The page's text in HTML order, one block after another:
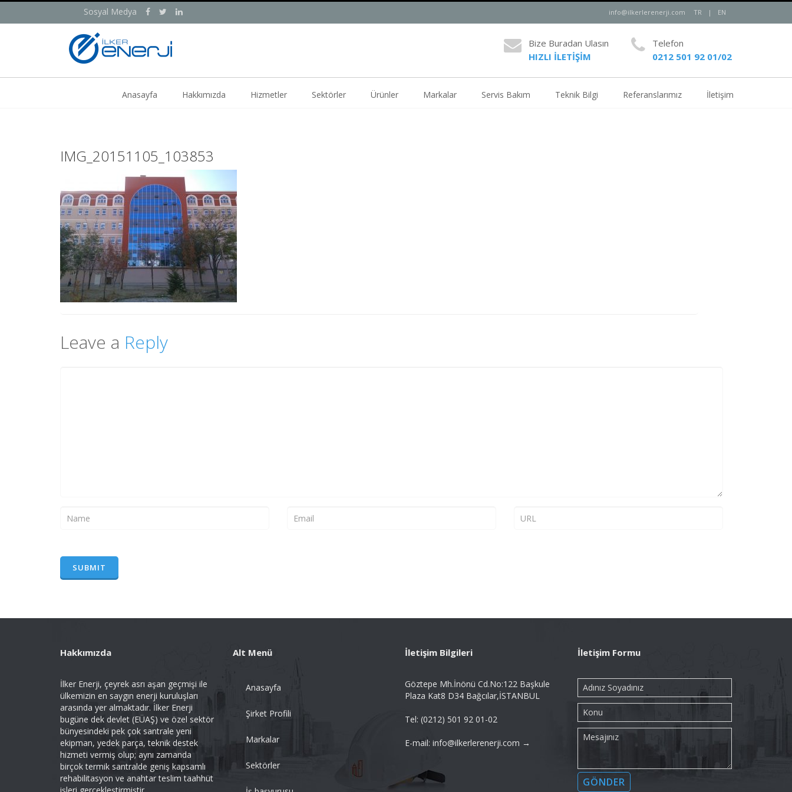
Sosyal Medya info@ilkerlerenerji.com TR | EN
Bize Buradan Ulasın
HIZLI İLETİŞİM
Telefon
0212 501 92 01/02
Anasayfa Hakkımızda Hizmetler Sektörler Ürünler Markalar Servis Bakım Teknik Bilgi Referanslarımız İletişim
IMG_20151105_103853
Leave a Reply
Hakkımızda
İlker Enerji, çeyrek asrı aşan geçmişi ile
ülkemizin en saygın enerji kuruluşları
arasında yer almaktadır. İlker Enerji
bugüne dek devlet (EÜAŞ) ve özel sektör
bünyesindeki pek çok santrale yeni
ekipman, yedek parça, teknik destek
hizmeti vermiş olup; aynı zamanda
birçok termik santralde geniş kapsamlı
rehabilitasyon ve anahtar teslim taahhüt
Alt Menü
Anasayfa
Şirket Profili
Markalar
Sektörler
İletişim Bilgileri
Göztepe Mh.İnönü Cd.No:122 Başkule
Plaza Kat8 D34 Bağcılar,İSTANBUL
Tel: (0212) 501 92 01-02
E-mail: info@ilkerlerenerji.com →
İletişim Formu